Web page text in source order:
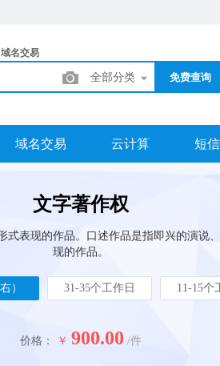
域名交易
全部分类 免费查询
域名交易 云计算 短
文字著作权
表现的作品。口述作品是指即兴的演说
现的作品。
） 31-35个工作日 11-15个
价格： ￥ 900.00 /件